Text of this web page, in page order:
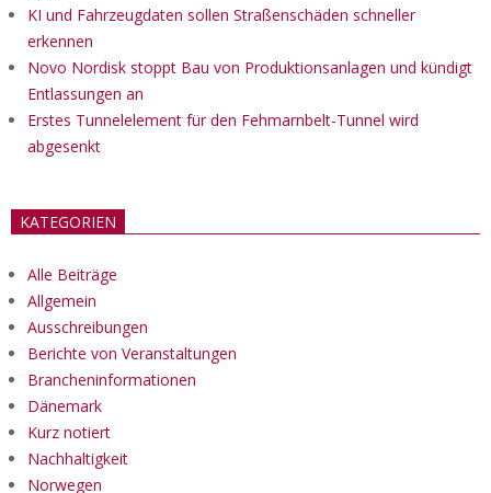
KI und Fahrzeugdaten sollen Straßenschäden schneller
erkennen
Novo Nordisk stoppt Bau von Produktionsanlagen und kündigt
Entlassungen an
Erstes Tunnelelement für den Fehmarnbelt-Tunnel wird
abgesenkt
KATEGORIEN
Alle Beiträge
Allgemein
Ausschreibungen
Berichte von Veranstaltungen
Brancheninformationen
Dänemark
Kurz notiert
Nachhaltigkeit
Norwegen